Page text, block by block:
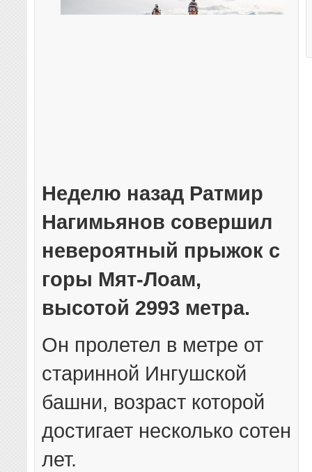
Неделю назад Ратмир
Нагимьянов совершил
невероятный прыжок с
горы Мят-Лоам,
высотой 2993 метра.
Он пролетел в метре от
старинной Ингушской
башни, возраст которой
достигает несколько сотен
лет.